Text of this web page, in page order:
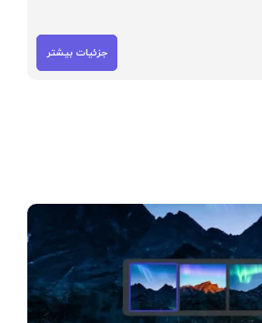
جزئیات بیشتر